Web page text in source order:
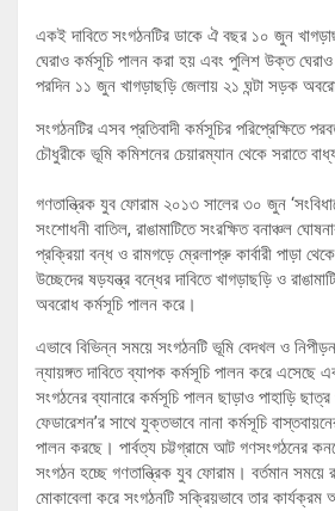
একই দাবিতে সংগঠনটির ডাকে ঐ বছর ১০ জুন
ঘেরাও কর্মসূচি পালন করা হয় এবং পুলিশ উক্ত ঘেরাও
পরদিন ১১ জুন খাগড়াছড়ি জেলায় ২১ ঘন্টা সড়ক
সংগঠনটির এসব প্রতিবাদী কর্মসূচির পরিপ্রেক্ষিতে
চৌধুরীকে ভূমি কমিশনের চেয়ারম্যান থেকে সরাতে
গণতান্ত্রিক যুব ফোরাম ২০১৩ সালের ৩০ জুন
সংশোধনী বাতিল, রাঙামাটিতে সংরক্ষিত বনাঞ্চল
প্রক্রিয়া বন্ধ ও রামগড়ে ম্রেলাপ্রু কার্বারী পাড়া
উচ্ছেদের ষড়যন্ত্র বন্ধের দাবিতে খাগড়াছড়ি ও
অবরোধ কর্মসূচি পালন করে।
এভাবে বিভিন্ন সময়ে সংগঠনটি ভূমি বেদখল ও
ন্যায়ঙ্গত দাবিতে ব্যাপক কর্মসূচি পালন করে
সংগঠনের ব্যানারে কর্মসূচি পালন ছাড়াও পাহাড়ি
ফেডারেশন’র সাথে যুক্তভাবে নানা কর্মসূচি
পালন করছে। পার্বত্য চট্টগ্রামে আট গণসংগঠনের
সংগঠন হচ্ছে গণতান্ত্রিক যুব ফোরাম। বর্তমান সময়ে
মোকাবেলা করে সংগঠনটি সক্রিয়ভাবে তার কার্যক্রম